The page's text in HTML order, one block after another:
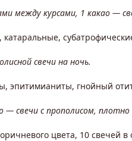
между курсами, 1 какао —
катаральные,
свечи на ночь.
эпитимианиты, гнойный
— свечи с прополисом,
цвета, 10 свечей в